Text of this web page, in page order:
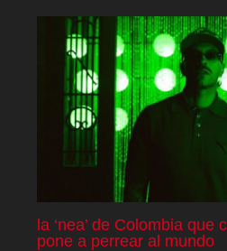
la ‘nea’ de Colombia que
pone a perrear al mundo